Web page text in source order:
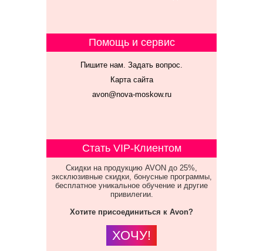
Помощь и сервис
Пишите нам. Задать вопрос.
Карта сайта
avon@nova-moskow.ru
Стать VIP-Клиентом
Скидки на продукцию AVON до 25%,
эксклюзивные скидки, бонусные программы,
бесплатное уникальное обучение и другие
привилегии.
Хотите присоединиться к Avon?
ХОЧУ!